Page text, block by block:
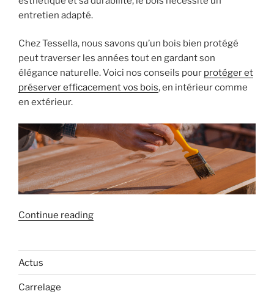
entretien adapté.
Chez Tessella, nous savons qu’un bois bien protégé
peut traverser les années tout en gardant son
élégance naturelle. Voici nos conseils pour protéger et
préserver efficacement vos bois, en intérieur comme
en extérieur.
Continue reading« Comment
vos
Actus
Carrelage